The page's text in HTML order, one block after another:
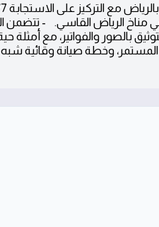
مناخ الرياض القاسي. - تتضمن
بالصور والفواتير، مع
وخطة صيانة وقائية شبه